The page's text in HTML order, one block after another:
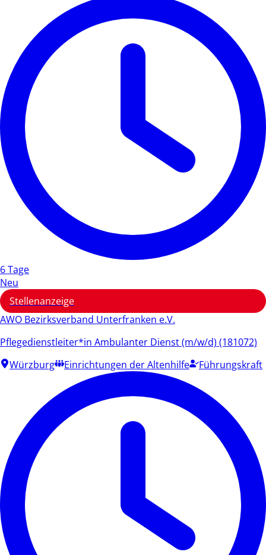
6 Tage
Neu
Stellenanzeige
AWO Bezirksverband Unterfranken e.V.
Pflegedienstleiter*in Ambulanter Dienst (m/w/d) (181072)
Würzburg
Einrichtungen der Altenhilfe Führungskraft